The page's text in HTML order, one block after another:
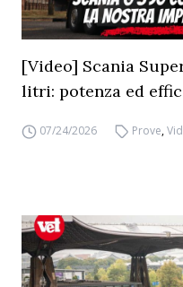
[Video] Scania
litri: potenza ed
07/24/2026 Prove,